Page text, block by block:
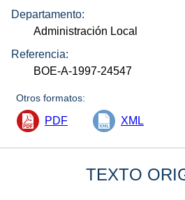
Departamento:
Administración Local
Referencia:
BOE-A-1997-24547
Otros formatos:
PDF XML
TEXTO